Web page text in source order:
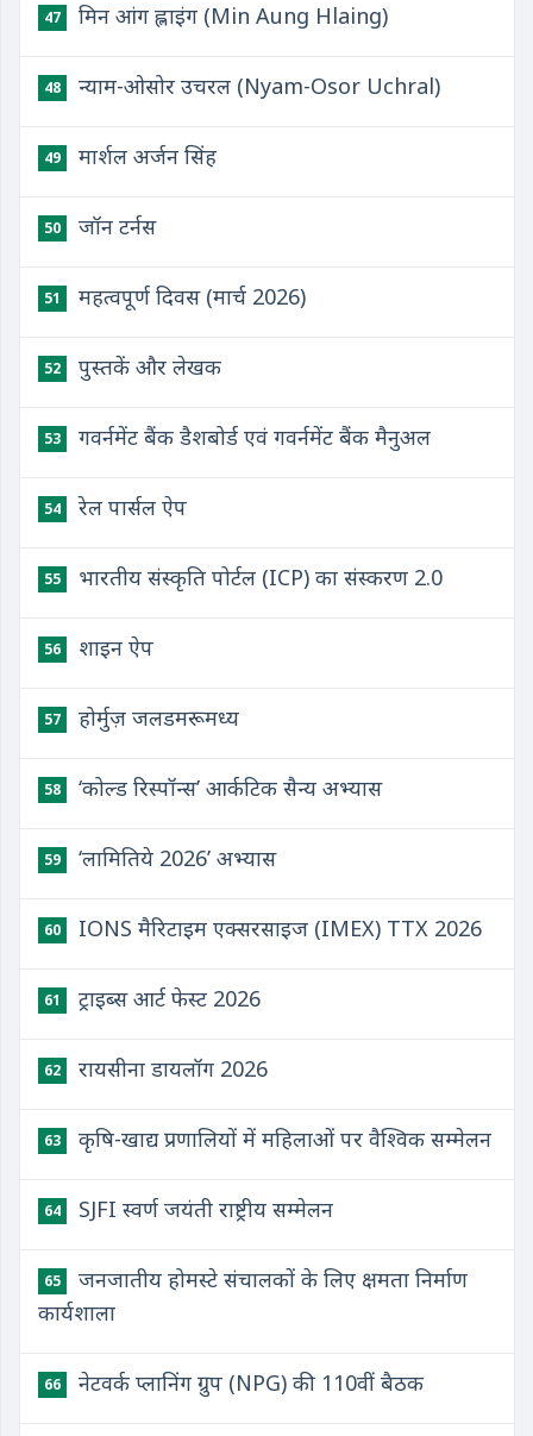
47 मिन आंग ह्लाइंग (Min Aung Hlaing)
48 न्याम-ओसोर उचरल (Nyam-Osor Uchral)
49 मार्शल अर्जन सिंह
50 जॉन टर्नस
51 महत्वपूर्ण दिवस (मार्च 2026)
52 पुस्तकें और लेखक
53 गवर्नमेंट बैंक डैशबोर्ड एवं गवर्नमेंट बैंक मैनुअल
54 रेल पार्सल ऐप
55 भारतीय संस्कृति पोर्टल (ICP) का संस्करण 2.0
56 शाइन ऐप
57 होर्मुज़ जलडमरूमध्य
58 ‘कोल्ड रिस्पॉन्स’ आर्कटिक सैन्य अभ्यास
59 ‘लामितिये 2026’ अभ्यास
60 IONS मैरिटाइम एक्सरसाइज (IMEX) TTX 2026
61 ट्राइब्स आर्ट फेस्ट 2026
62 रायसीना डायलॉग 2026
63 कृषि-खाद्य प्रणालियों में महिलाओं पर वैश्विक सम्मेलन
64 SJFI स्वर्ण जयंती राष्ट्रीय सम्मेलन
65
जनजातीय होमस्टे संचालकों के लिए क्षमता निर्माण
कार्यशाला
66 नेटवर्क प्लानिंग ग्रुप (NPG) की 110वीं बैठक